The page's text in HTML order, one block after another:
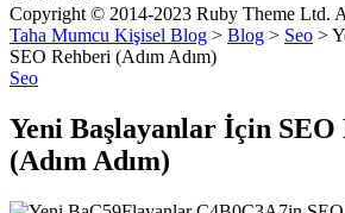
Copyright © 2014-2023 Ruby Theme Ltd.
Taha Mumcu Kişisel Blog > Blog > Seo >
SEO Rehberi (Adım Adım)
Seo
Yeni Başlayanlar İçin SEO
(Adım Adım)